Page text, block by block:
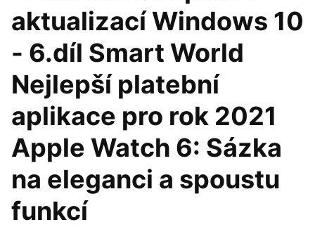
aktualizací Windows 10
- 6.díl Smart World
Nejlepší platební
aplikace pro rok 2021
Apple Watch 6: Sázka
na eleganci a spoustu
funkcí